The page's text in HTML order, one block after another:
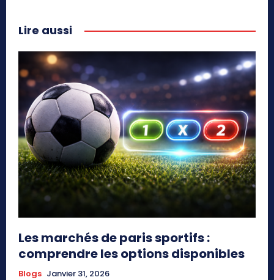
Lire aussi
Les marchés de paris sportifs :
comprendre les options disponibles
Blogs Janvier 31, 2026